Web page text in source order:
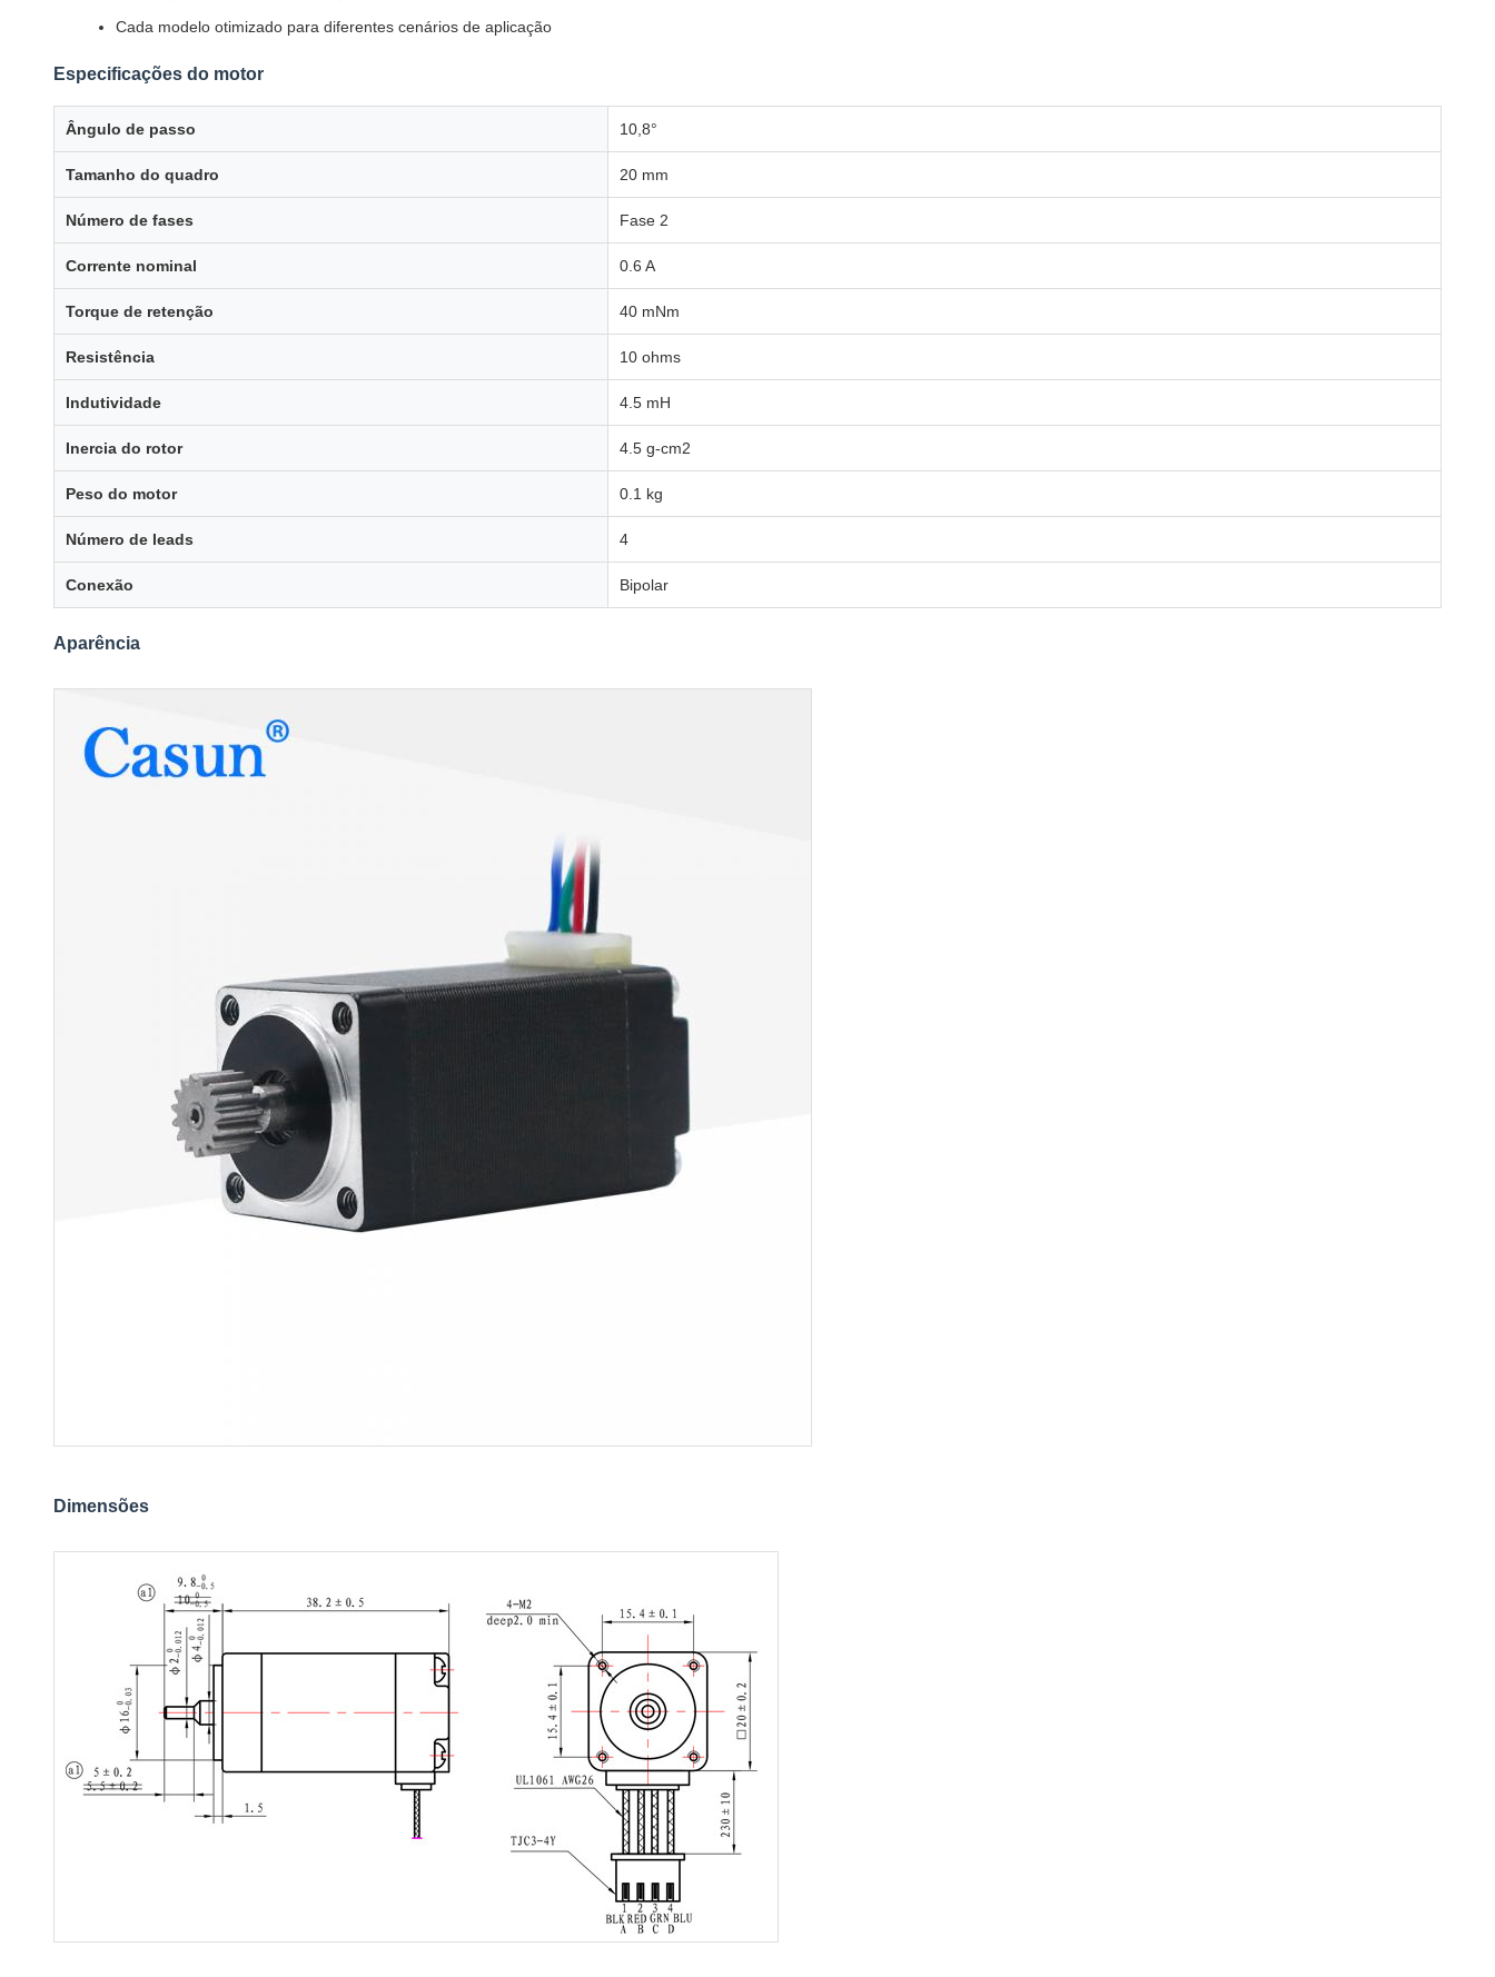
Cada modelo otimizado para diferentes cenários de aplicação
Especificações do motor
Ângulo de passo 10,8°
Tamanho do quadro 20 mm
Número de fases Fase 2
Corrente nominal 0.6 A
Torque de retenção 40 mNm
Resistência 10 ohms
Indutividade 4.5 mH
Inercia do rotor 4.5 g-cm2
Peso do motor 0.1 kg
Número de leads 4
Conexão Bipolar
Aparência
Dimensões